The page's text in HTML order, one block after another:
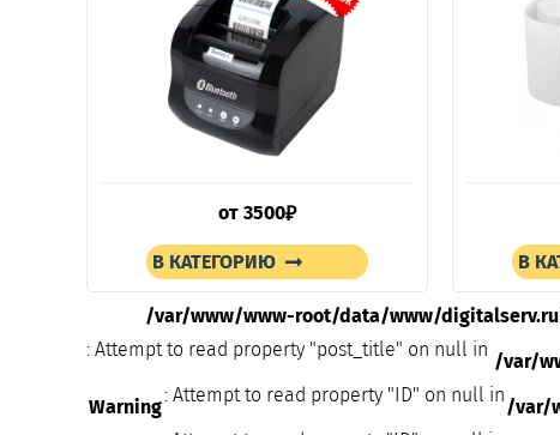
от 3500₽
В КАТЕГОРИЮ В
/var/www/www-root/data/www/
: Attempt to read property "post_title" on null in /var/
Warning: Attempt to read property "ID" on null in/var/